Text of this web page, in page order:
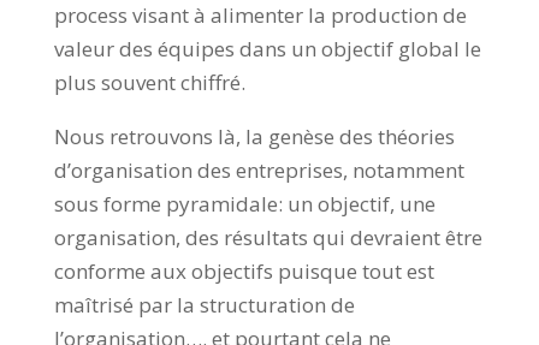
process visant à alimenter la production de
valeur des équipes dans un objectif global le
plus souvent chiffré.
Nous retrouvons là, la genèse des théories
d’organisation des entreprises, notamment
sous forme pyramidale: un objectif, une
organisation, des résultats qui devraient être
conforme aux objectifs puisque tout est
maîtrisé par la structuration de
l’organisation…. et pourtant cela ne